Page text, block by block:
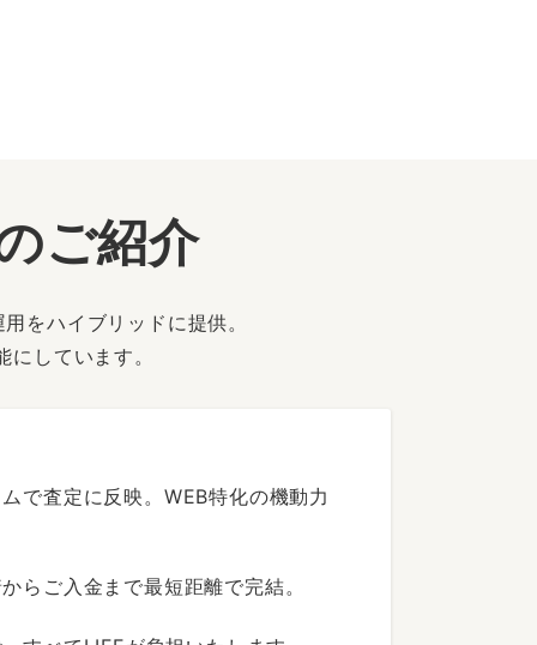
ご紹介
をハイブリッドに提供。
しています。
で査定に反映。WEB特化の機動力
らご入金まで最短距離で完結。